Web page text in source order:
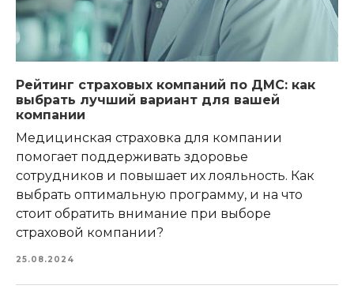
Рейтинг страховых компаний по ДМС: как
выбрать лучший вариант для вашей
компании
Медицинская страховка для компании
помогает поддерживать здоровье
сотрудников и повышает их лояльность. Как
выбрать оптимальную программу, и на что
стоит обратить внимание при выборе
страховой компании?
25.08.2024